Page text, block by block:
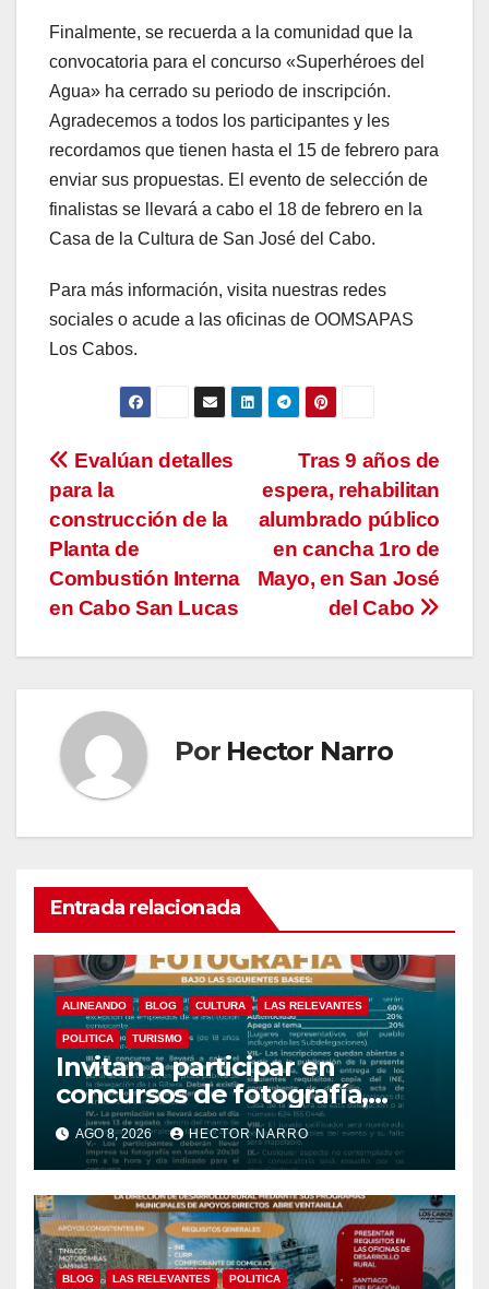
Finalmente, se recuerda a la comunidad que la
convocatoria para el concurso «Superhéroes del
Agua» ha cerrado su periodo de inscripción.
Agradecemos a todos los participantes y les
recordamos que tienen hasta el 15 de febrero para
enviar sus propuestas. El evento de selección de
finalistas se llevará a cabo el 18 de febrero en la
Casa de la Cultura de San José del Cabo.
Para más información, visita nuestras redes
sociales o acude a las oficinas de OOMSAPAS
Los Cabos.
Navegación
de
entradas
Tras 9 años de
espera, rehabilitan
alumbrado público
en cancha 1ro de
Mayo, en San José
del Cabo
Evalúan detalles
para la
construcción de la
Planta de
Combustión Interna
en Cabo San Lucas
Por Hector Narro
Entrada relacionada
ALINEANDO BLOG CULTURA LAS RELEVANTES
POLITICA TURISMO
Invitan a participar en
concursos de fotografía,
canto y pintura de las Fiestas
Tradicionales La Ribera 2026
AGO 8, 2026 HECTOR NARRO
BLOG LAS RELEVANTES POLITICA